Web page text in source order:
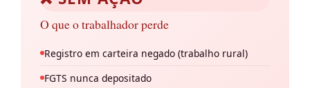
O que o trabalhador perde
Registro em carteira negado (trabalho rural)
FGTS nunca depositado